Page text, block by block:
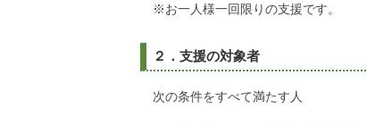
※お一人様一回限りの支援です。
２．支援の対象者
次の条件をすべて満たす人